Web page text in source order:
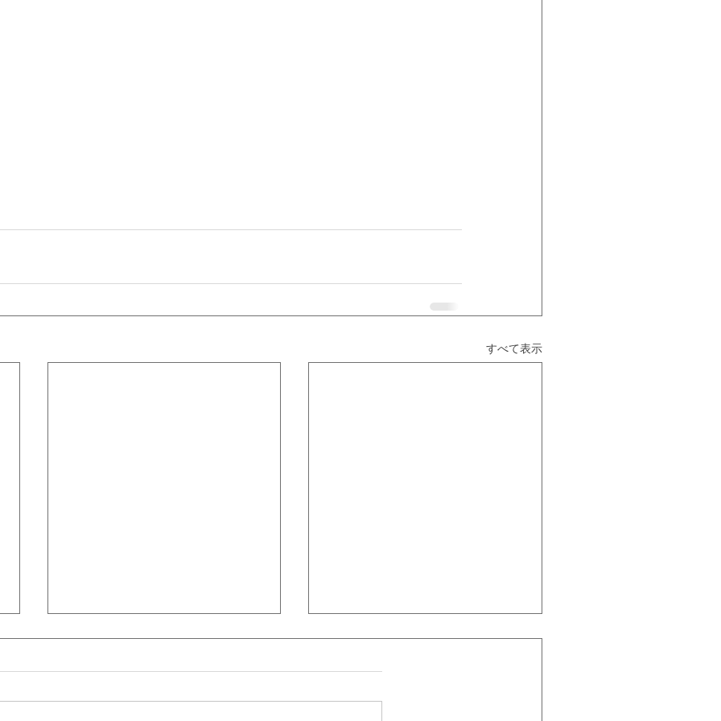
すべて表示